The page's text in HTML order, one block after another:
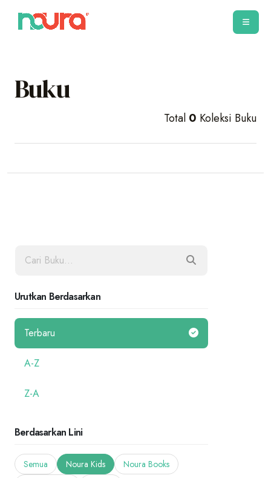
Buku
Total 0 Koleksi Buku
Urutkan Berdasarkan
Terbaru
A-Z
Z-A
Berdasarkan Lini
Semua Noura Kids
Noura Books